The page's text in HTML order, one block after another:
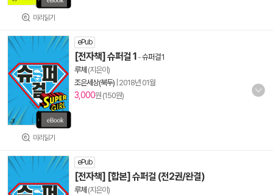
미리읽기
미리읽기
ePub
[전자책] 슈퍼걸 1 -슈퍼걸 1
루체 (지은이)
조은세상(북두) 2018년 01월
3,000원 (150원)
ePub
[전자책] [합본] 슈퍼걸 (전2권/완결)
루체 (지은이)